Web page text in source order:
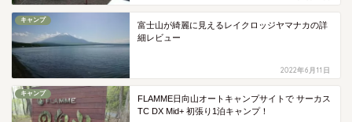
キャンプ
富士山が綺麗に見えるレイクロッジヤマナカの詳
細レビュー
2022年6月11日
キャンプ
FLAMME日向山オートキャンプサイトで サーカス
TC DX Mid+ 初張り1泊キャンプ！